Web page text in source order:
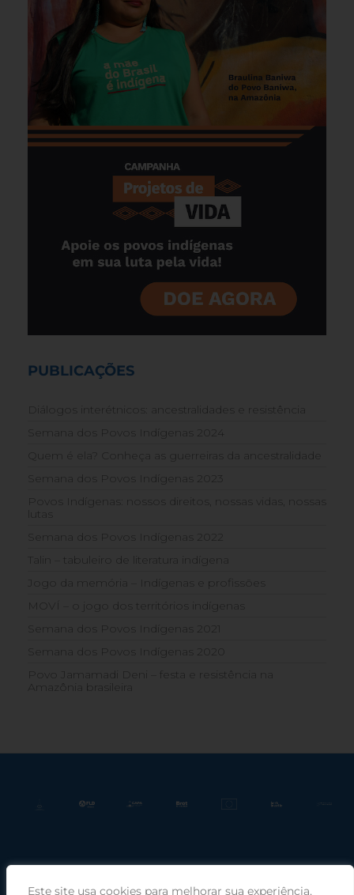
Este site usa cookies para melhorar sua experiência,
PUBLICAÇÕES
Diálogos interétnicos: ancestralidades e resistência
Semana dos Povos Indígenas 2024
Quem é ela? Conheça as guerreiras da ancestralidade
Semana dos Povos Indígenas 2023
Povos Indígenas: nossos direitos, nossas vidas, nossas
lutas
Semana dos Povos Indígenas 2022
Talin – tabuleiro de literatura indígena
Jogo da memória – Indígenas e profissões
MOVÍ – o jogo dos territórios indígenas
Semana dos Povos Indígenas 2021
Semana dos Povos Indígenas 2020
Povo Jamamadi Deni – festa e resistência na
Amazônia brasileira